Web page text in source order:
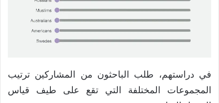
في دراستهم، طلب الباحثون من المشاركين ترتيب
المجموعات المختلفة التي تقع على طيف قياس